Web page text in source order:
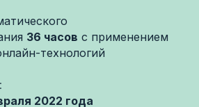
36 часов с применением
технологий
2022 года